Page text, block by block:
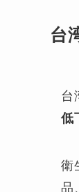
台
台
低
衛
品